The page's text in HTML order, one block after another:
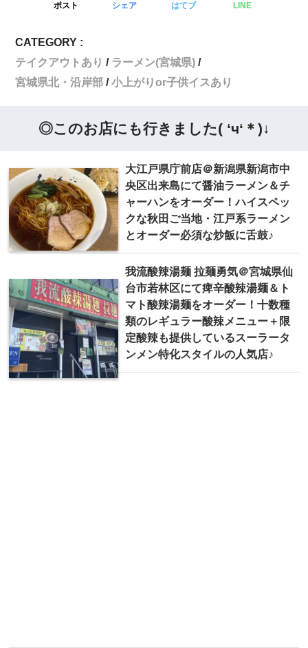
ポスト シェア はてブ LINE
CATEGORY :
テイクアウトあり
ラーメン(宮城県)
宮城県北・沿岸部
小上がりor子供イスあり
◎このお店にも行きました( ‘ч‘＊)↓
大江戸県庁前店＠新潟県新潟市中
央区出来島にて醤油ラーメン＆チ
ャーハンをオーダー！ハイスペッ
クな秋田ご当地・江戸系ラーメン
とオーダー必須な炒飯に舌鼓♪
我流酸辣湯麺 拉麺勇気＠宮城県仙
台市若林区にて痺辛酸辣湯麺＆ト
マト酸辣湯麺をオーダー！十数種
類のレギュラー酸辣メニュー＋限
定酸辣も提供しているスーラータ
ンメン特化スタイルの人気店♪